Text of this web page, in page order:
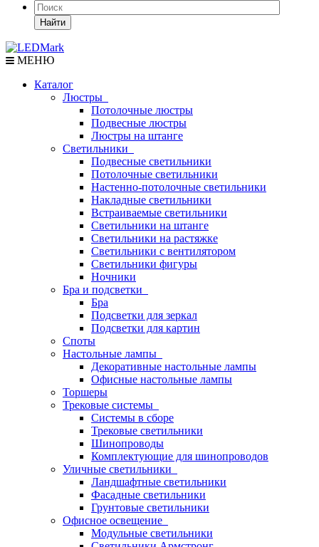
Найти
МЕНЮ
Каталог
Люстры
Потолочные люстры
Подвесные люстры
Люстры на штанге
Светильники
Подвесные светильники
Потолочные светильники
Настенно-потолочные светильники
Накладные светильники
Встраиваемые светильники
Светильники на штанге
Светильники на растяжке
Светильники с вентилятором
Светильники фигуры
Ночники
Бра и подсветки
Бра
Подсветки для зеркал
Подсветки для картин
Споты
Настольные лампы
Декоративные настольные лампы
Офисные настольные лампы
Торшеры
Трековые системы
Системы в сборе
Трековые светильники
Шинопроводы
Комплектующие для шинопроводов
Уличные светильники
Ландшафтные светильники
Фасадные светильники
Грунтовые светильники
Офисное освещение
Модульные светильники